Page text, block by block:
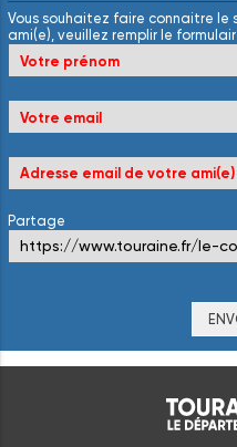
Vous souhaitez faire connaitre
ami(e), veuillez remplir le
Partage